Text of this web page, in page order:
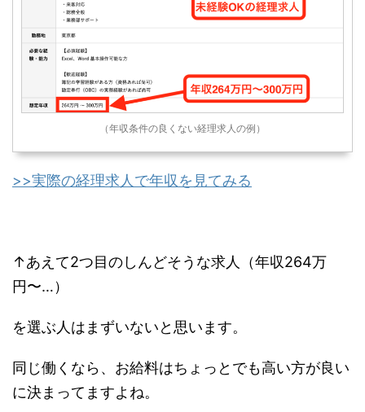
（年収条件の良くない経理求人の例）
>>実際の経理求人で年収を見てみる
↑あえて2つ目のしんどそうな求人（年収264万
円〜…）
を選ぶ人はまずいないと思います。
同じ働くなら、お給料はちょっとでも高い方が良い
に決まってますよね。